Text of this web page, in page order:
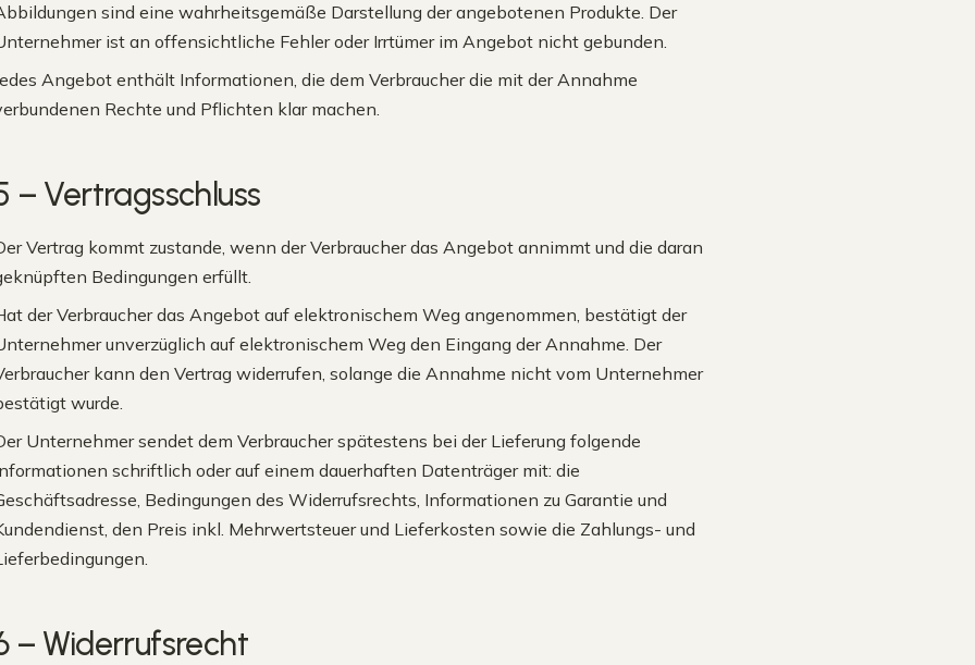
sind eine wahrheitsgemäße Darstellung der angebotenen Produkte. Der
ist an offensichtliche Fehler oder Irrtümer im Angebot nicht gebunden.
Angebot enthält Informationen, die dem Verbraucher die mit der Annahme
Rechte und Pflichten klar machen.
– Vertragsschluss
Vertrag kommt zustande, wenn der Verbraucher das Angebot annimmt und die daran
Bedingungen erfüllt.
der Verbraucher das Angebot auf elektronischem Weg angenommen, bestätigt der
unverzüglich auf elektronischem Weg den Eingang der Annahme. Der
kann den Vertrag widerrufen, solange die Annahme nicht vom Unternehmer
wurde.
Unternehmer sendet dem Verbraucher spätestens bei der Lieferung folgende
schriftlich oder auf einem dauerhaften Datenträger mit: die
Bedingungen des Widerrufsrechts, Informationen zu Garantie und
den Preis inkl. Mehrwertsteuer und Lieferkosten sowie die Zahlungs- und
– Widerrufsrecht